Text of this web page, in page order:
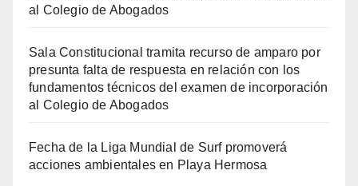
al Colegio de Abogados
Sala Constitucional tramita recurso de amparo por
presunta falta de respuesta en relación con los
fundamentos técnicos del examen de incorporación
al Colegio de Abogados
Fecha de la Liga Mundial de Surf promoverá
acciones ambientales en Playa Hermosa